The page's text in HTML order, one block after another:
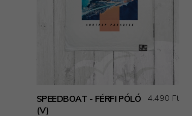
SPEEDBOAT - FÉRFI PÓLÓ
(V)
4.490 Ft